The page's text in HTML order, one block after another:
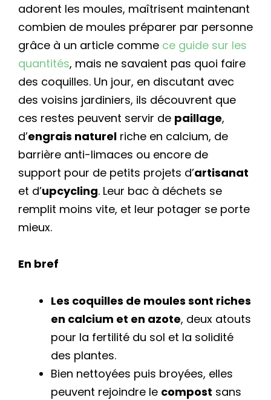
adorent les moules, maîtrisent maintenant
combien de moules préparer par personne
grâce à un article comme ce guide sur les
quantités, mais ne savaient pas quoi faire
des coquilles. Un jour, en discutant avec
des voisins jardiniers, ils découvrent que
ces restes peuvent servir de paillage,
d’engrais naturel riche en calcium, de
barrière anti-limaces ou encore de
support pour de petits projets d’artisanat
et d’upcycling. Leur bac à déchets se
remplit moins vite, et leur potager se porte
mieux.
En bref
Les coquilles de moules sont riches
en calcium et en azote, deux atouts
pour la fertilité du sol et la solidité
des plantes.
Bien nettoyées puis broyées, elles
peuvent rejoindre le compost sans